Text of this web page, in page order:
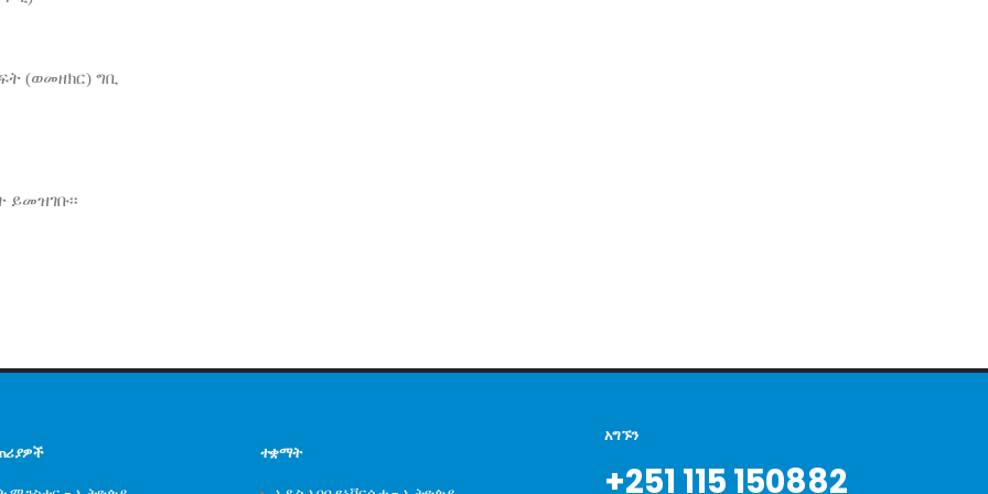
(ወመዘክር) ግቢ
ተቋማት
አግኙን
+251 115 150882